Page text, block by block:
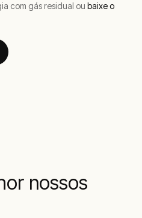
com gás residual ou baixe o
nossos